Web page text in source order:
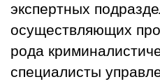
экспертных
осуществляющих
рода
специалисты